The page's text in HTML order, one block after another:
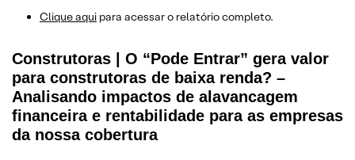
Clique aqui para acessar o relatório completo.
Construtoras | O “Pode Entrar” gera valor
para construtoras de baixa renda? –
Analisando impactos de alavancagem
financeira e rentabilidade para as empresas
da nossa cobertura